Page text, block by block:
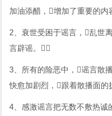
加油添醋，增加了重要的内
2、衰世受困于谣言，乱世
言辟谣。
3、所有的险恶中，谣言散
快愈加剧烈，跟着散播面的
4、感激谣言把无数不敷热诚